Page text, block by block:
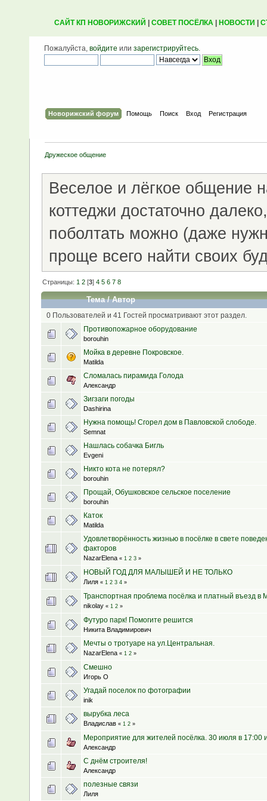
САЙТ КП НОВОРИЖСКИЙ СОВЕТ ПОСЁЛКА| НОВОСТИ
Пожалуйста, войдите или зарегистрируйтесь.
Новорижский форум Помощь Поиск Вход Регистрация
Дружеское общение
Веселое и лёгкое общение
коттеджи достаточно
поболтать можно (даже
проще всего найти своих
Страницы: 1 2 [3]4 5 6 7 8
Тема/Автор
0 Пользователей и 41 Гостей просматривают этот раздел.
Противопожарное оборудование
borouhin
Мойка в деревне Покровское.
Matilda
Сломалась пирамида Голода
Александр
Зигзаги погоды
Dashirina
Нужна помощь! Сгорел дом в Павловской слободе.
Semnat
Нашлась собачка Бигль
Evgeni
Никто кота не потерял?
borouhin
Прощай, Обушковское сельское поселение
borouhin
Каток
Matilda
Удовлетворённость жизнью в посёлке в свете
факторов
NazarElena « 1 2 3 »
НОВЫЙ ГОД ДЛЯ МАЛЫШЕЙ И НЕ ТОЛЬКО
Лиля « 1 2 3 4 »
Транспортная проблема посёлка и платный въезд в
nikolay « 1 2 »
Футуро парк! Помогите решится
Никита Владимирович
Мечты о тротуаре на ул.Центральная.
NazarElena « 1 2 »
Смешно
Игорь О
Угадай поселок по фотографии
inik
вырубка леса
Владислав « 1 2 »
Мероприятие для жителей посёлка. 30 июля в 17:00
Александр
С днём строителя!
Александр
полезные связи
Лиля